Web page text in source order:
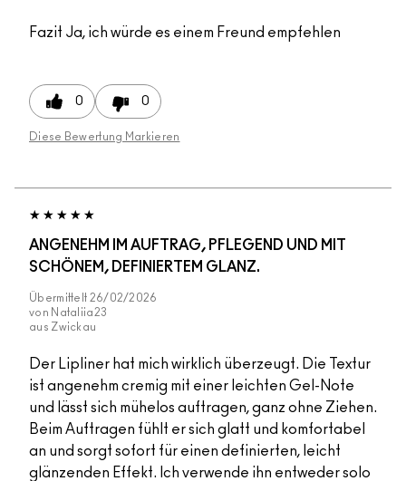
Fazit Ja, ich würde es einem Freund empfehlen
0 0
Diese Bewertung Markieren
ANGENEHM IM AUFTRAG, PFLEGEND UND MIT
SCHÖNEM, DEFINIERTEM GLANZ.
Übermittelt 26/02/2026
von Nataliia23
aus Zwickau
Der Lipliner hat mich wirklich überzeugt. Die Textur
ist angenehm cremig mit einer leichten Gel-Note
und lässt sich mühelos auftragen, ganz ohne Ziehen.
Beim Auftragen fühlt er sich glatt und komfortabel
an und sorgt sofort für einen definierten, leicht
glänzenden Effekt. Ich verwende ihn entweder solo